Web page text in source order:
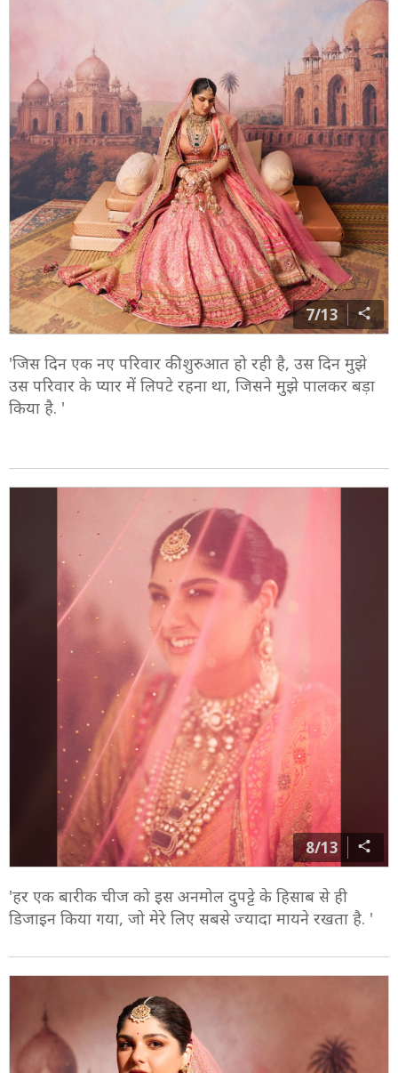
7/13
'जिस दिन एक नए परिवार की शुरुआत हो रही है, उस दिन मुझे
उस परिवार के प्यार में लिपटे रहना था, जिसने मुझे पालकर बड़ा
किया है. '
8/13
'हर एक बारीक चीज को इस अनमोल दुपट्टे के हिसाब से ही
डिजाइन किया गया, जो मेरे लिए सबसे ज्यादा मायने रखता है. '